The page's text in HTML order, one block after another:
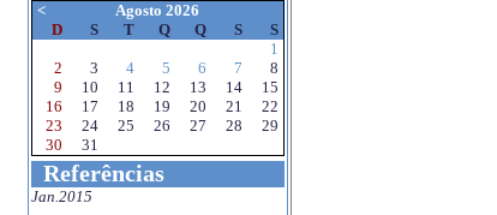
<
Agosto 2026
D
S T Q Q S
S
1
2
3 4 5 6 7
8
9
10 11 12 13 14
15
16
17 18 19 20 21
22
23
24 25 26 27 28
29
30
31
Referências
Jan.2015